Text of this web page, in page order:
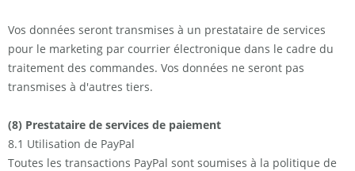
Vos données seront transmises à un prestataire de services
pour le marketing par courrier électronique dans le cadre du
traitement des commandes. Vos données ne seront pas
transmises à d'autres tiers.
(8) Prestataire de services de paiement
8.1 Utilisation de PayPal
Toutes les transactions PayPal sont soumises à la politique de